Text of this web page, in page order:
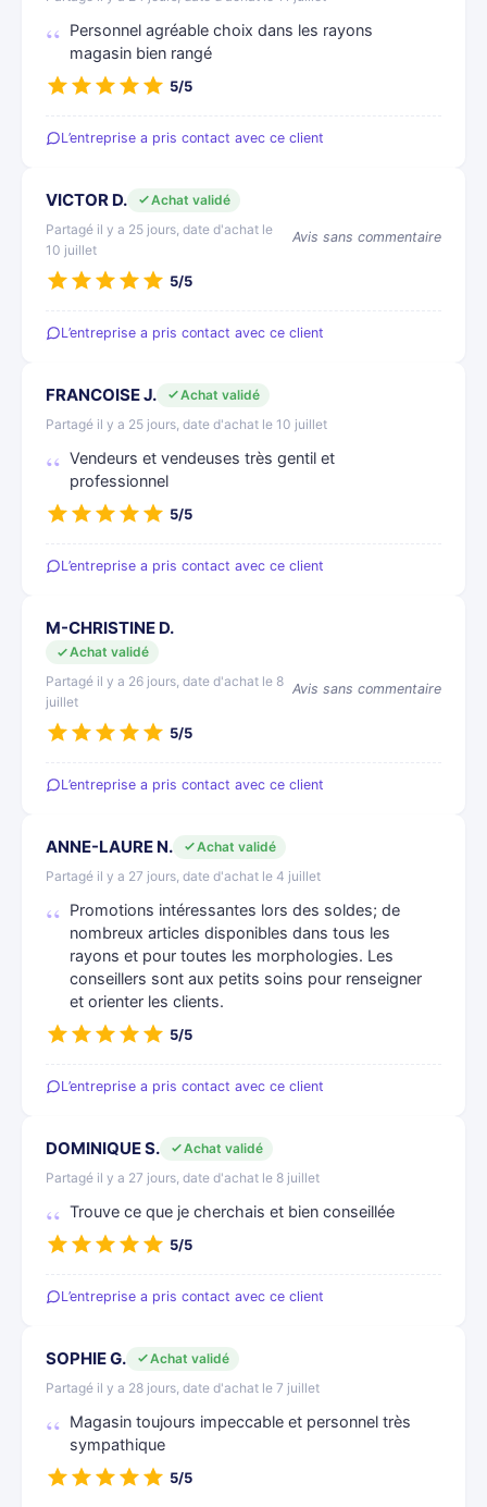
Personnel agréable choix dans les rayons
magasin bien rangé
5/5
L’entreprise a pris contact avec ce client
VICTOR D.
Achat validé
Partagé il y a 25 jours, date d'achat le
10 juillet
Avis sans commentaire
5/5
L’entreprise a pris contact avec ce client
FRANCOISE J.
Achat validé
Partagé il y a 25 jours, date d'achat le 10 juillet
Vendeurs et vendeuses très gentil et
professionnel
5/5
L’entreprise a pris contact avec ce client
M-CHRISTINE D.
Achat validé
Partagé il y a 26 jours, date d'achat le 8
juillet
Avis sans commentaire
5/5
L’entreprise a pris contact avec ce client
ANNE-LAURE N.
Achat validé
Partagé il y a 27 jours, date d'achat le 4 juillet
Promotions intéressantes lors des soldes; de
nombreux articles disponibles dans tous les
rayons et pour toutes les morphologies. Les
conseillers sont aux petits soins pour renseigner
et orienter les clients.
5/5
L’entreprise a pris contact avec ce client
DOMINIQUE S.
Achat validé
Partagé il y a 27 jours, date d'achat le 8 juillet
Trouve ce que je cherchais et bien conseillée
5/5
L’entreprise a pris contact avec ce client
SOPHIE G.
Achat validé
Partagé il y a 28 jours, date d'achat le 7 juillet
Magasin toujours impeccable et personnel très
sympathique
5/5